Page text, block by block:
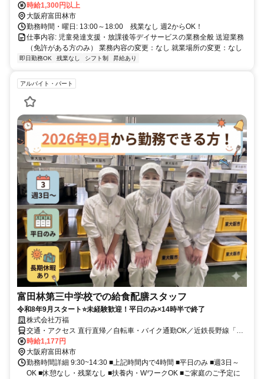
駅から徒歩で10分 近鉄長野線 川西駅から徒歩で23分
時給1,300円以上
大阪府富田林市
勤務時間・曜日: 13:00～18:00 残業なし 週2からOK！
仕事内容: 児童発達支援・放課後等デイサービスの業務全般 送迎業務
（免許がある方のみ） 業務内容の変更：なし 就業場所の変更：なし
即日勤務OK 残業なし シフト制 昇給あり
アルバイト・パート
富田林第三中学校での給食配膳スタッフ
令和8年9月スタート⭐未経験歓迎！平日のみ×14時半で終了
株式会社万福
交通・アクセス 直行直帰／自転車・バイク通勤OK／近鉄長野線「川
西」駅から自転車で9分
時給1,177円
大阪府富田林市
勤務時間詳細 9:30~14:30 ■上記時間内で4時間 ■平日のみ ■週3日～
OK ■休憩なし・残業なし ■扶養内・WワークOK ■ご家庭のご予定に